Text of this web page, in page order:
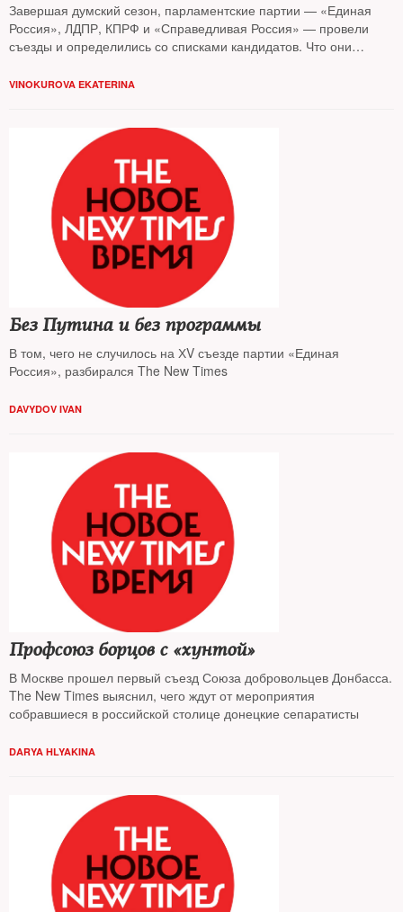
Завершая думский сезон, парламентские партии — «Единая
Россия», ЛДПР, КПРФ и «Справедливая Россия» — провели
съезды и определились со списками кандидатов. Что они
— узнавал The New Times
VINOKUROVA EKATERINA
Без Путина и без программы
В том, чего не случилось на ХV съезде партии «Единая
Россия», разбирался The New Times
DAVYDOV IVAN
Профсоюз борцов с «хунтой»
В Москве прошел первый съезд Союза добровольцев Донбасса.
The New Times выяснил, чего ждут от мероприятия
собравшиеся в российской столице донецкие сепаратисты
DARYA HLYAKINA